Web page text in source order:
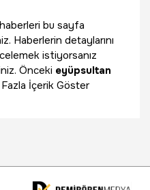
bu sayfa
Haberlerin detaylarını
istiyorsanız
Önceki eyüpsultan
İçerik Göster